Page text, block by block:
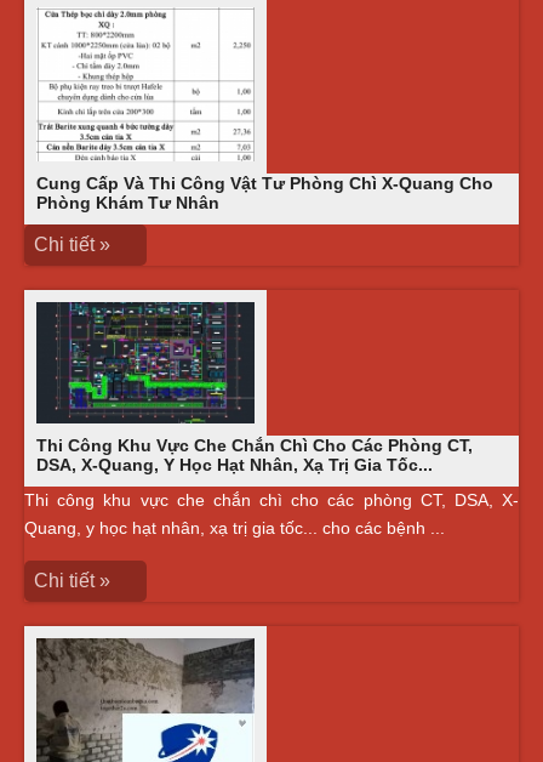
Cung Cấp Và Thi Công Vật Tư Phòng Chì X-Quang Cho
Phòng Khám Tư Nhân
Chi tiết »
Thi Công Khu Vực Che Chắn Chì Cho Các Phòng CT,
DSA, X-Quang, Y Học Hạt Nhân, Xạ Trị Gia Tốc...
Thi công khu vực che chắn chì cho các phòng CT, DSA, X-
Quang, y học hạt nhân, xạ trị gia tốc... cho các bệnh ...
Chi tiết »